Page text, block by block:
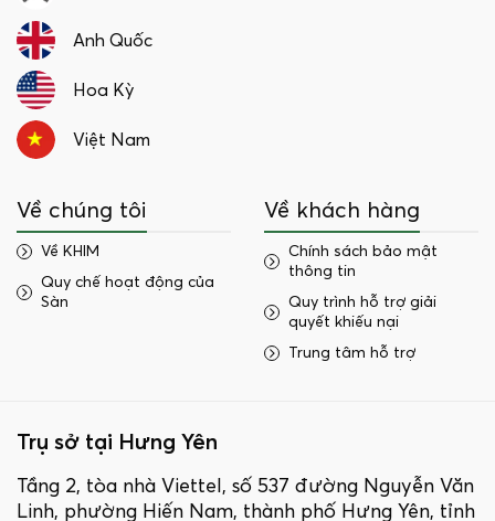
Anh Quốc
Hoa Kỳ
Việt Nam
Về chúng tôi
Về KHIM
Quy chế hoạt động của
Sàn
Về khách hàng
Chính sách bảo mật
thông tin
Quy trình hỗ trợ giải
quyết khiếu nại
Trung tâm hỗ trợ
Trụ sở tại Hưng Yên
Tầng 2, tòa nhà Viettel, số 537 đường Nguyễn Văn
Linh, phường Hiến Nam, thành phố Hưng Yên, tỉnh